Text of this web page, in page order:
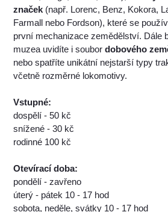
značek (např. Lorenc, Benz, Kokora,
Farmall nebo Fordson), které se
první mechanizace zemědělství. Dále
muzea uvidíte i soubordobového
nebo spatříte unikátní nejstarší typy
včetně rozměrné lokomotivy.
Vstupné:
dospělí - 50 kč
snížené - 30 kč
rodinné 100 kč
Otevírací doba:
pondělí - zavřeno
úterý - pátek 10 - 17 hod
sobota, neděle, svátky 10 - 17 hod